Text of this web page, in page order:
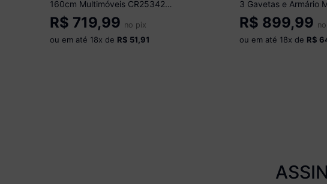
160cm Multimóveis CR25342
Amêndoa
R$ 719,99 no pix
ou em até 18x de R$ 51,91
3 Gavetas e Armário
Vidro Glass
Madeirado/Preto
R$ 899,99
ou em até 18x de R$